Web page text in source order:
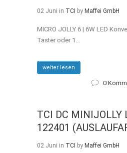
02 Juni in TCI by Maffei GmbH
MICRO JOLLY 6 | 6W LED
Taster oder 1...
weiter lesen
0
TCI DC MINIJOLLY
122401
02 Juni in TCI by Maffei GmbH